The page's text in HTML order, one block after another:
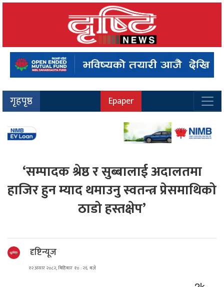
गृहपृष्ठ Epaper
‘सम्पादक श्रेष्ठ र सुब्बालाई अदालतमा
हाजिर हुन म्याद थमाउनु स्वतन्त्र प्रेसमाथिको
ठाडो हस्तक्षेप’
दृष्टिन्यूज
१२ असार २०८२, बिहिबार १० : २६ बजे